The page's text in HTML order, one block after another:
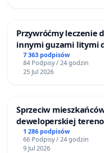
Przywróćmy leczenie
innymi guzami litymi
Centrum Zdrowia
7 363 podpisów
84 Podpisy / 24 godzin
25 Jul 2026
Sprzeciw
deweloperskiej
Bulwarów
1 286 podpisów
66 Podpisy / 24 godzin
9 Jul 2026